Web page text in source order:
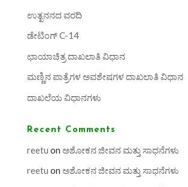
ಉತ್ಖನನದ ವರದಿ
ಡೇಟಿಂಗ್ C-14
ಛಾಯಾಚಿತ್ರ ದಾಖಲಾತಿ ವಿಧಾನ
ಮಣ್ಣಿನ ಪಾತ್ರೆಗಳ ಅವಶೇಷಗಳ ದಾಖಲಾತಿ ವಿಧಾನ
ದಾಖಲೆಯ ವಿಧಾನಗಳು
Recent Comments
reetu on ಅಶೋಕನ ಜೀವನ ಮತ್ತು ಸಾಧನೆಗಳು
reetu on ಅಶೋಕನ ಜೀವನ ಮತ್ತು ಸಾಧನೆಗಳು